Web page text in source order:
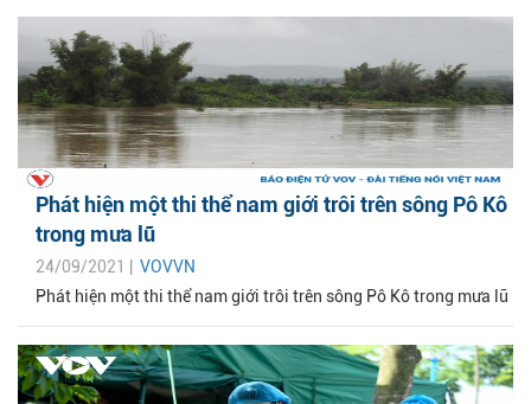
Phát hiện một thi thể nam giới trôi trên sông Pô Kô
trong mưa lũ
24/09/2021 | VOVVN
Phát hiện một thi thể nam giới trôi trên sông Pô Kô trong mưa lũ